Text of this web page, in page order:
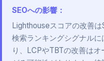
SEOへの影響：
Lighthouseスコアの改善
検索ランキングシグナル
り、LCPやTBTの改善は